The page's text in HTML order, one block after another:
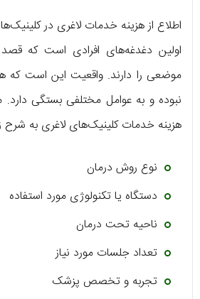
اطلاع از هزینه خدمات لاغری در
اولین دغدغه‌های افرادی است که
موضعی را دارند. واقعیت این است که
نبوده و به عوامل مختلفی بستگی دارد.
هزینه خدمات کلینیک‌های لاغری به شرح
نوع روش درمان
دستگاه یا تکنولوژی مورد استفاده
ناحیه تحت درمان
تعداد جلسات مورد نیاز
تجربه و تخصص پزشک